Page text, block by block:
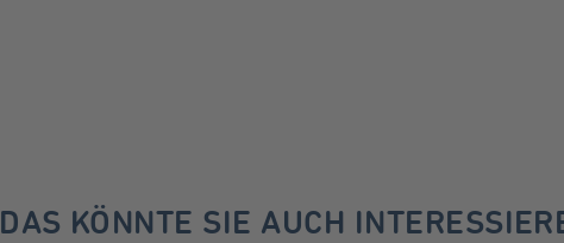
DAS KÖNNTE SIE AUCH